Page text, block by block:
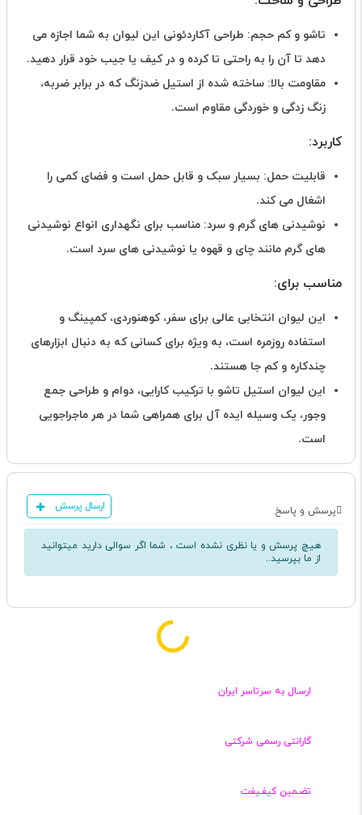
تاشو و کم حجم: طراحی آکاردئونی این لیوان به شما اجازه می
دهد تا آن را به راحتی تا کرده و در کیف یا جیب خود قرار دهید.
مقاومت بالا: ساخته شده از استیل ضدزنگ که در برابر ضربه،
زنگ زدگی و خوردگی مقاوم است.
کاربرد:
قابلیت حمل: بسیار سبک و قابل حمل است و فضای کمی را
اشغال می کند.
نوشیدنی های گرم و سرد: مناسب برای نگهداری انواع نوشیدنی
های گرم مانند چای و قهوه یا نوشیدنی های سرد است.
مناسب برای:
این لیوان انتخابی عالی برای سفر، کوهنوردی، کمپینگ و
استفاده روزمره است، به ویژه برای کسانی که به دنبال ابزارهای
چندکاره و کم جا هستند.
این لیوان استیل تاشو با ترکیب کارایی، دوام و طراحی جمع
وجور، یک وسیله ایده آل برای همراهی شما در هر ماجراجویی
است.
پرسش و پاسخ ارسال پرسش
هیچ پرسش و یا نظری نشده است ، شما اگر سوالی دارید میتوانید
از ما بپرسید..
ارسـال به سرتاسر ایران
گارانتی رسمی شرکتی
تضـمین کیفـیفت